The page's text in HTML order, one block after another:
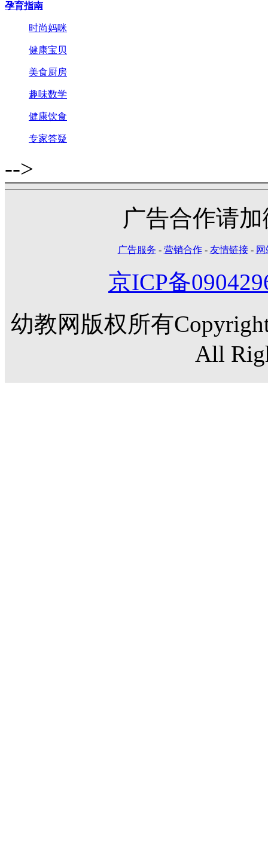
孕育指南
时尚妈咪
健康宝贝
美食厨房
趣味数学
健康饮食
专家答疑
-->
广告合作请加
广告服务 - 营销合作- 友情链接-
京ICP备
幼教网版权所有
All